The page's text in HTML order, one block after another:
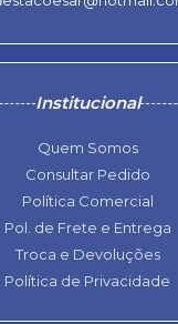
Institucional
Quem Somos
Consultar Pedido
Política Comercial
Pol. de Frete e Entrega
Troca e Devoluções
Política de Privacidade